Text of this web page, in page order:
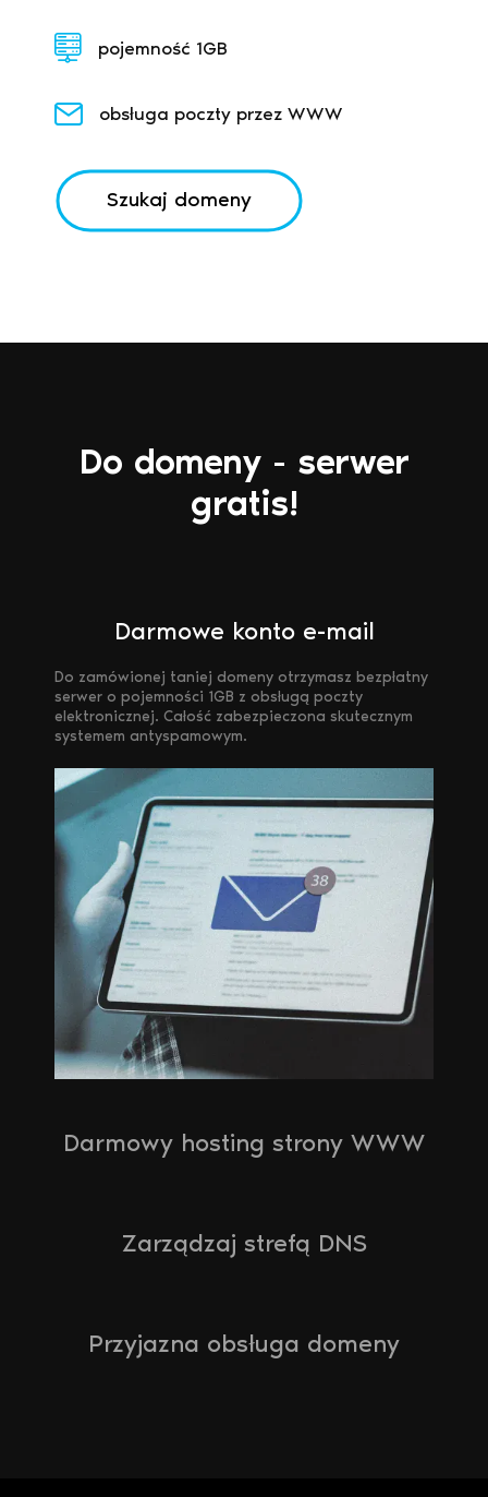
pojemność 1GB
obsługa poczty przez WWW
Szukaj domeny
Do domeny - serwer
gratis!
Darmowe konto e-mail
Do zamówionej taniej domeny otrzymasz bezpłatny
serwer o pojemności 1GB z obsługą poczty
elektronicznej. Całość zabezpieczona skutecznym
systemem antyspamowym.
Darmowy hosting strony WWW
Zarządzaj strefą DNS
Przyjazna obsługa domeny